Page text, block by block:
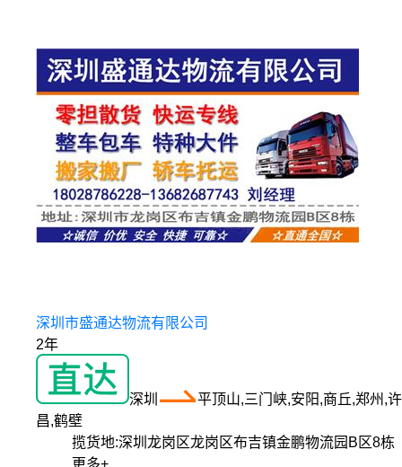
深圳市盛通达物流有限公司
2年
深圳
平顶山,三门峡,安阳,商丘,郑州,许
昌,鹤壁
揽货地:深圳龙岗区龙岗区布吉镇金鹏物流园B区8栋
更多+